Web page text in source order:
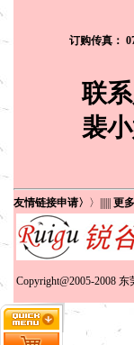
订购传真：
联
裴
友情链接申请〉 〉
更
Copyright@2005-2008 东